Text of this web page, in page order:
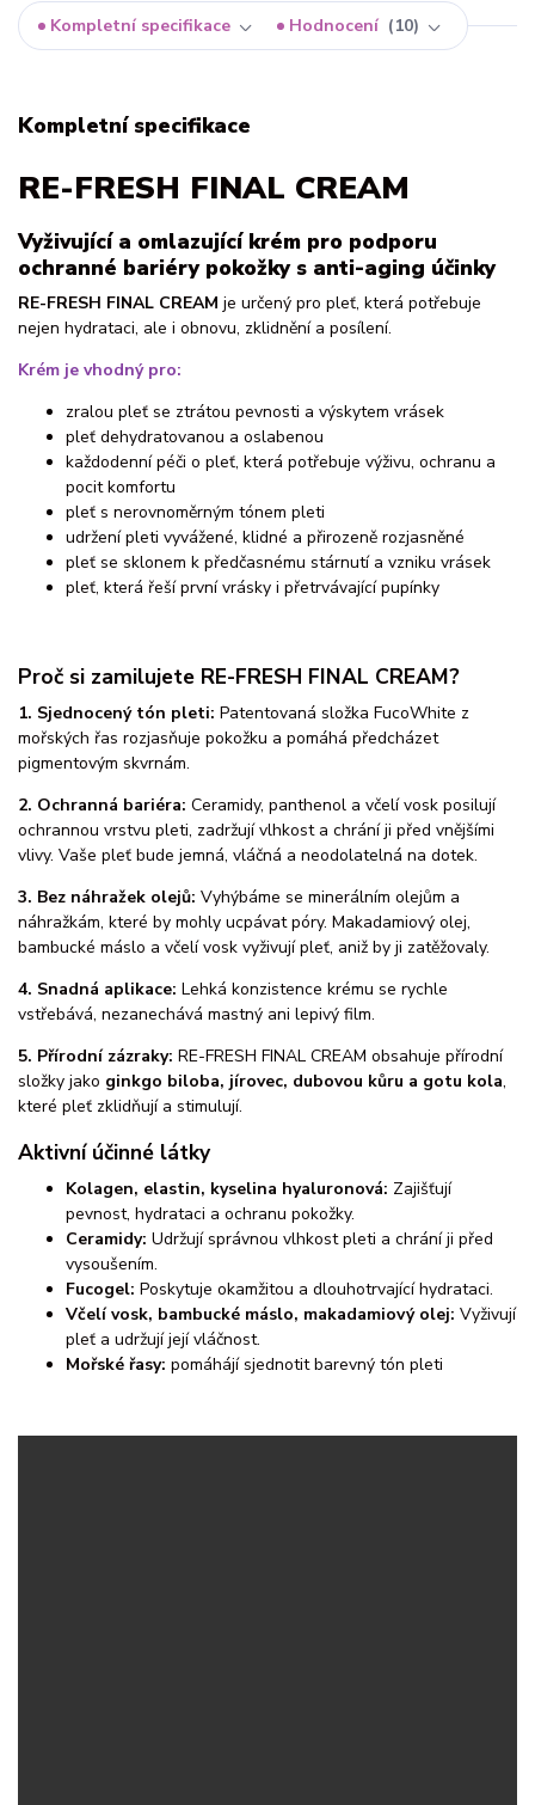
Kompletní specifikace Hodnocení 10
Kompletní specifikace
RE-FRESH FINAL CREAM
Vyživující a omlazující krém pro podporu
ochranné bariéry pokožky s anti-aging účinky
RE-FRESH FINAL CREAM je určený pro pleť, která potřebuje
nejen hydrataci, ale i obnovu, zklidnění a posílení.
Krém je vhodný pro:
zralou pleť se ztrátou pevnosti a výskytem vrásek
pleť dehydratovanou a oslabenou
každodenní péči o pleť, která potřebuje výživu, ochranu a
pocit komfortu
pleť s nerovnoměrným tónem pleti
udržení pleti vyvážené, klidné a přirozeně rozjasněné
pleť se sklonem k předčasnému stárnutí a vzniku vrásek
pleť, která řeší první vrásky i přetrvávající pupínky
Proč si zamilujete RE-FRESH FINAL CREAM?
1. Sjednocený tón pleti: Patentovaná složka FucoWhite z
mořských řas rozjasňuje pokožku a pomáhá předcházet
pigmentovým skvrnám.
2. Ochranná bariéra: Ceramidy, panthenol a včelí vosk posilují
ochrannou vrstvu pleti, zadržují vlhkost a chrání ji před vnějšími
vlivy. Vaše pleť bude jemná, vláčná a neodolatelná na dotek.
3. Bez náhražek olejů: Vyhýbáme se minerálním olejům a
náhražkám, které by mohly ucpávat póry. Makadamiový olej,
bambucké máslo a včelí vosk vyživují pleť, aniž by ji zatěžovaly.
4. Snadná aplikace: Lehká konzistence krému se rychle
vstřebává, nezanechává mastný ani lepivý film.
5. Přírodní zázraky: RE-FRESH FINAL CREAM obsahuje přírodní
složky jako ginkgo biloba, jírovec, dubovou kůru a gotu kola,
které pleť zklidňují a stimulují.
Aktivní účinné látky
Kolagen, elastin, kyselina hyaluronová: Zajišťují
pevnost, hydrataci a ochranu pokožky.
Ceramidy: Udržují správnou vlhkost pleti a chrání ji před
vysoušením.
Fucogel: Poskytuje okamžitou a dlouhotrvající hydrataci.
Včelí vosk, bambucké máslo, makadamiový olej: Vyživují
pleť a udržují její vláčnost.
Mořské řasy: pomáhájí sjednotit barevný tón pleti